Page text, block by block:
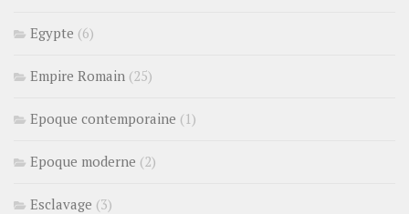
Egypte (6)
Empire Romain (25)
Epoque contemporaine (1)
Epoque moderne (2)
Esclavage (3)